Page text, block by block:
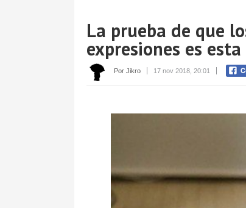
La prueba de que
expresiones es
Por Jikro 17 nov 2018, 20:01